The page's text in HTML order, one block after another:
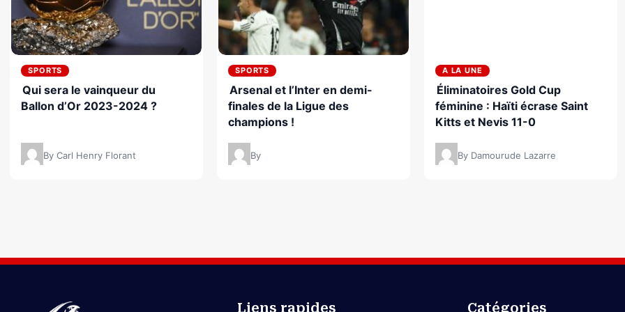
SPORTS
Qui sera le vainqueur du
Ballon d’Or 2023-2024 ?
By Carl Henry Florant
SPORTS
Arsenal et l’Inter en demi-
finales de la Ligue des
champions !
By
A LA UNE
Éliminatoires Gold Cup
féminine : Haïti écrase Saint
Kitts et Nevis 11-0
By Damourude Lazarre
Liens rapides Catégories